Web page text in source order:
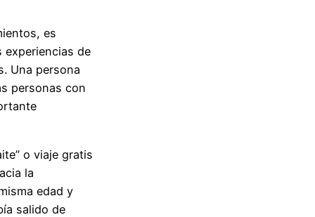
es
experiencias de
Una persona
personas con
o viaje gratis
la
edad y
salido de